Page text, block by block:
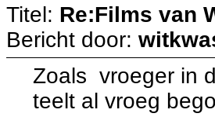
Titel: Re:Films van
Bericht door:
Zoals vroeger in
teelt al vroeg